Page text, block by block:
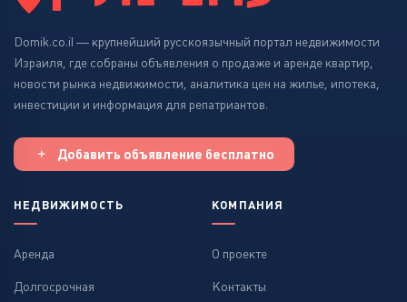
Domik.co.il — крупнейший русскоязычный портал недвижимости
Израиля, где собраны объявления о продаже и аренде квартир,
новости рынка недвижимости, аналитика цен на жилье, ипотека,
инвестиции и информация для репатриантов.
Добавить объявление бесплатно
НЕДВИЖИМОСТЬ
Аренда
Долгосрочная
КОМПАНИЯ
О проекте
Контакты